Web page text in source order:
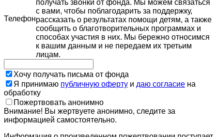
Телефон
получать звонки от фонда. Мы можем связаться
с вами, чтобы поблагодарить за поддержку,
рассказать о результатах помощи детям, а также
сообщить о благотворительных программах и
способах участия в них. Мы бережно относимся
к вашим данным и не передаем их третьим
лицам.
Хочу получать письма от фонда
Я принимаю публичную оферту и даю согласие на
обработку
Пожертвовать анонимно
Внимание! Вы жертвуете анонимно, следите за
информацией самостоятельно.